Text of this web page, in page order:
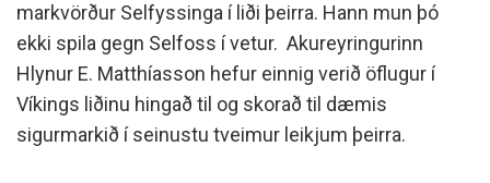
markvörður Selfyssinga í liði þeirra. Hann mun þó
ekki spila gegn Selfoss í vetur. Akureyringurinn
Hlynur E. Matthíasson hefur einnig verið öflugur í
Víkings liðinu hingað til og skorað til dæmis
sigurmarkið í seinustu tveimur leikjum þeirra.